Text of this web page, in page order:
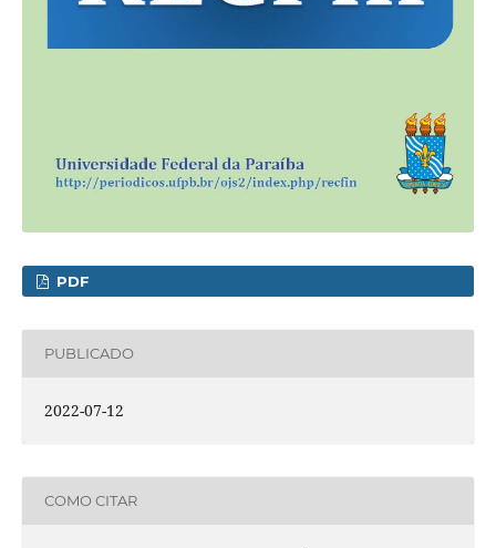
PDF
PUBLICADO
2022-07-12
COMO CITAR